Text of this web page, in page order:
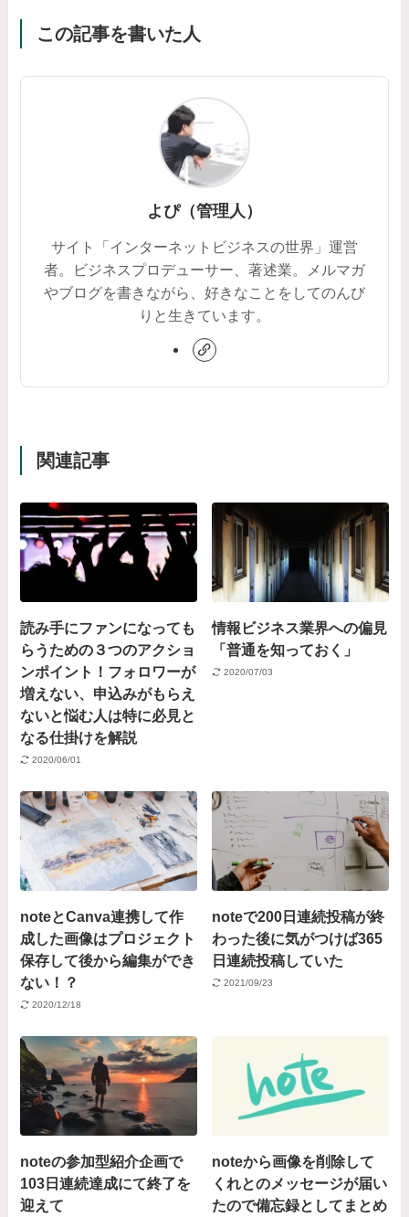
この記事を書いた人
よぴ（管理人）
サイト「インターネットビジネスの世界」運営
者。ビジネスプロデューサー、著述業。メルマガ
やブログを書きながら、好きなことをしてのんび
りと生きています。
関連記事
読み手にファンになっても
らうための３つのアクショ
ンポイント！フォロワーが
増えない、申込みがもらえ
ないと悩む人は特に必見と
なる仕掛けを解説
2020/06/01
情報ビジネス業界への偏見
「普通を知っておく」
2020/07/03
noteとCanva連携して作
成した画像はプロジェクト
保存して後から編集ができ
ない！？
2020/12/18
noteで200日連続投稿が終
わった後に気がつけば365
日連続投稿していた
2021/09/23
noteの参加型紹介企画で
103日連続達成にて終了を
迎えて
noteから画像を削除して
くれとのメッセージが届い
たので備忘録としてまとめ